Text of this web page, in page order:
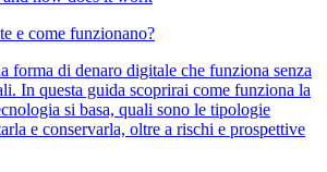
e come funzionano?
forma di denaro digitale che funziona senza
In questa guida scoprirai come funziona la
si basa, quali sono le tipologie
e conservarla, oltre a rischi e prospettive